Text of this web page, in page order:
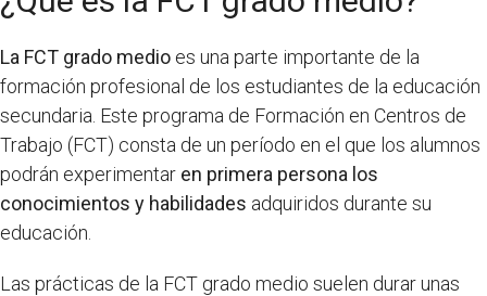
La FCT grado medio es una parte importante de la
formación profesional de los estudiantes de la educación
secundaria. Este programa de Formación en Centros de
Trabajo (FCT) consta de un período en el que los alumnos
podrán experimentar en primera persona los
conocimientos y habilidades adquiridos durante su
educación.
Las prácticas de la FCT grado medio suelen durar unas